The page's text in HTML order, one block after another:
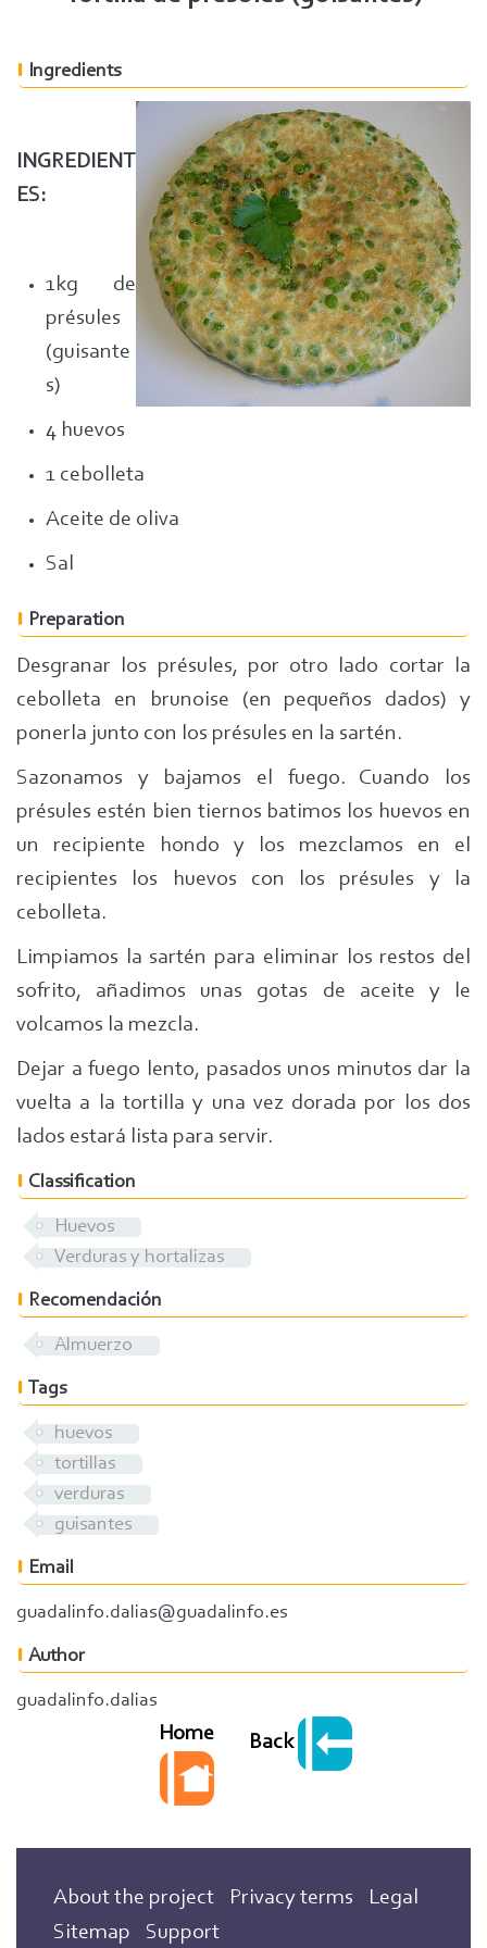
Ingredients
INGREDIENT
ES:
1kg de
présules
(guisante
s)
4 huevos
1 cebolleta
Aceite de oliva
Sal
Preparation
Desgranar los présules, por otro lado cortar la
cebolleta en brunoise (en pequeños dados) y
ponerla junto con los présules en la sartén.
Sazonamos y bajamos el fuego. Cuando los
présules estén bien tiernos batimos los huevos en
un recipiente hondo y los mezclamos en el
recipientes los huevos con los présules y la
cebolleta.
Limpiamos la sartén para eliminar los restos del
sofrito, añadimos unas gotas de aceite y le
volcamos la mezcla.
Dejar a fuego lento, pasados unos minutos dar la
vuelta a la tortilla y una vez dorada por los dos
lados estará lista para servir.
Classification
Huevos
Verduras y hortalizas
Recomendación
Almuerzo
Tags
huevos
tortillas
verduras
guisantes
Email
guadalinfo.dalias@guadalinfo.es
Author
guadalinfo.dalias
Home Back
About the project Privacy terms
Legal
Sitemap
Support